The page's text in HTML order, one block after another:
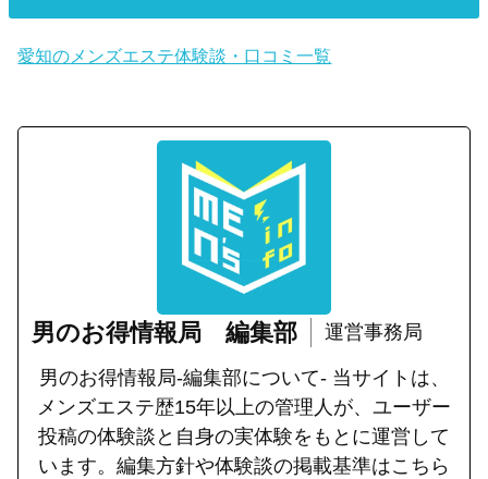
愛知のメンズエステ体験談・口コミ一覧
男のお得情報局 編集部 運営事務局
男のお得情報局-編集部について- 当サイトは、
メンズエステ歴15年以上の管理人が、ユーザー
投稿の体験談と自身の実体験をもとに運営して
います。編集方針や体験談の掲載基準はこちら